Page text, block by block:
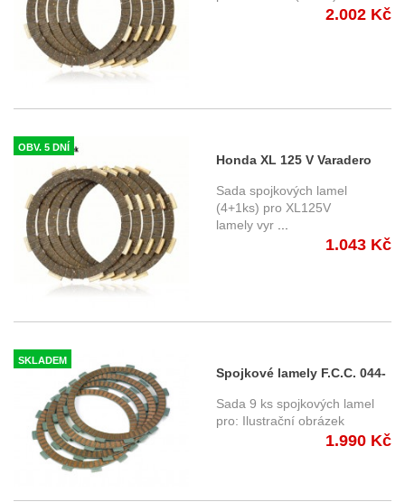
2.002 Kč
OBV. 5 DNÍ
Honda XL 125 V Varadero
(01-13) lamely spojkové
Sada spojkových lamel
(4+1ks) pro XL125V
lamely vyr
1.043 Kč
SKLADEM
Spojkové lamely F.C.C. 044-
34 Kawasaki ZX-6R (95-04)
Sada 9 ks spojkových lamel
pro: Ilustrační obrázek
1.990 Kč